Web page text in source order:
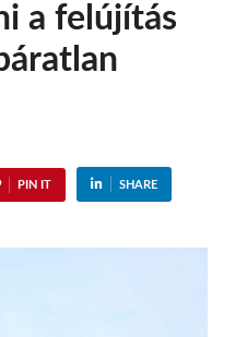
a felújítás
PIN IT SHARE